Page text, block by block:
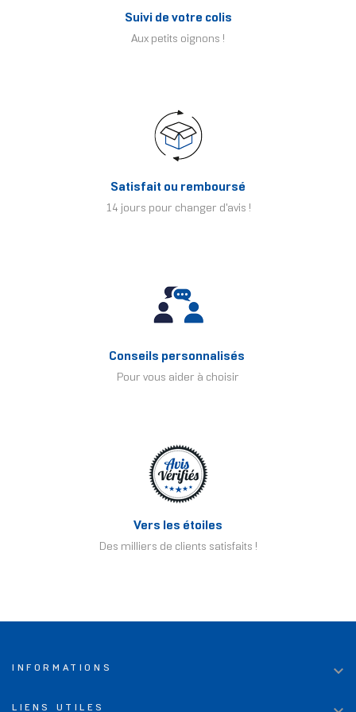
Suivi de votre colis
Aux petits oignons !
Satisfait ou remboursé
14 jours pour changer d'avis !
Conseils personnalisés
Pour vous aider à choisir
Vers les étoiles
Des milliers de clients satisfaits !
INFORMATIONS 
LIENS UTILES